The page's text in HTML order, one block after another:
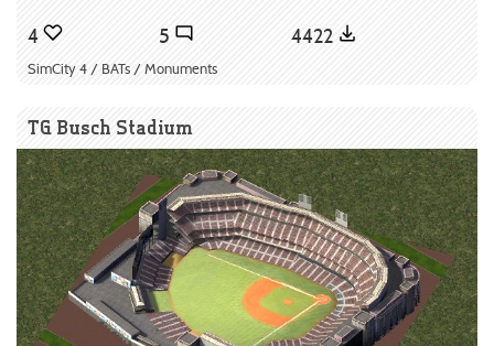
4 5 4422
SimCity 4 / BATs / Monuments
TG Busch Stadium